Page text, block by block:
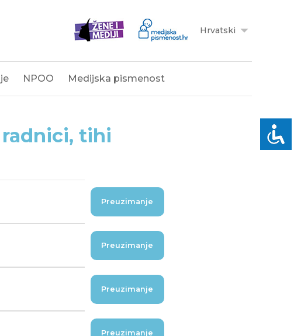
Hrvatski
NPOO Medijska pismenost
tihi
Preuzimanje
Preuzimanje
Preuzimanje
Preuzimanje